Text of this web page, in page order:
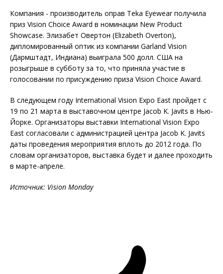
Компания - производитель оправ Teka Eyewear получила
приз Vision Choice Award в номинации New Product
Showcase. Элизабет Овертон (Elizabeth Overton),
дипломированный оптик из компании Garland Vision
(Дармштадт, Индиана) выиграла 500 долл. США на
розыгрыше в субботу за то, что приняла участие в
голосовании по присуждению приза Vision Choice Award.
В следующем году International Vision Expo East пройдет с
19 по 21 марта в выставочном центре Jacob K. Javits в Нью-
Йорке. Организаторы выставки International Vision Expo
East согласовали с администрацией центра Jacob K. Javits
даты проведения мероприятия вплоть до 2012 года. По
словам организаторов, выставка будет и далее проходить
в марте-апреле.
Источник: Vision Monday